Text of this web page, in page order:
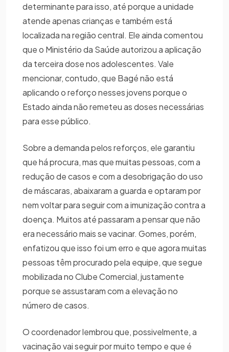
determinante para isso, até porque a unidade
atende apenas crianças e também está
localizada na região central. Ele ainda comentou
que o Ministério da Saúde autorizou a aplicação
da terceira dose nos adolescentes. Vale
mencionar, contudo, que Bagé não está
aplicando o reforço nesses jovens porque o
Estado ainda não remeteu as doses necessárias
para esse público.
Sobre a demanda pelos reforços, ele garantiu
que há procura, mas que muitas pessoas, com a
redução de casos e com a desobrigação do uso
de máscaras, abaixaram a guarda e optaram por
nem voltar para seguir com a imunização contra a
doença. Muitos até passaram a pensar que não
era necessário mais se vacinar. Gomes, porém,
enfatizou que isso foi um erro e que agora muitas
pessoas têm procurado pela equipe, que segue
mobilizada no Clube Comercial, justamente
porque se assustaram com a elevação no
número de casos.
O coordenador lembrou que, possivelmente, a
vacinação vai seguir por muito tempo e que é